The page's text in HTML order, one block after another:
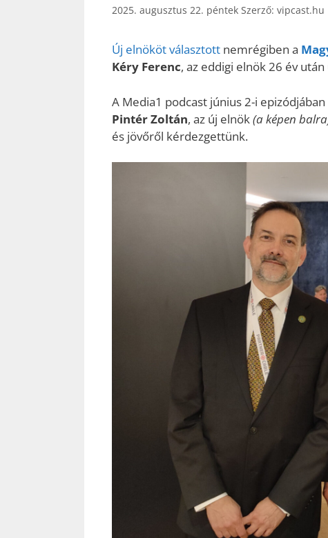
2025. augusztus 22. péntek Szerző: vipcast.hu
Új elnököt választott nemrégiben a
Kéry Ferenc, az eddigi elnök 26 év
A Media1 podcast június 2-i
Pintér Zoltán, az új elnök(a képen
és jövőről kérdezgettünk.